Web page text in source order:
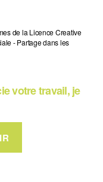
de la Licence Creative
- Partage dans les
votre travail, je